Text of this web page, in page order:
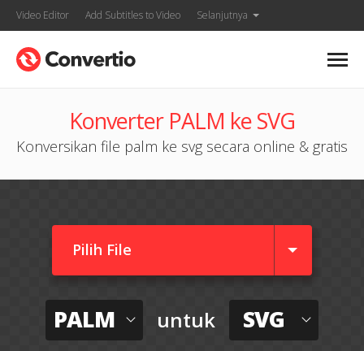
Video Editor Add Subtitles to Video Selanjutnya
Konverter PALM ke SVG
Konversikan file palm ke svg secara online & gratis
Pilih File
PALM untuk SVG